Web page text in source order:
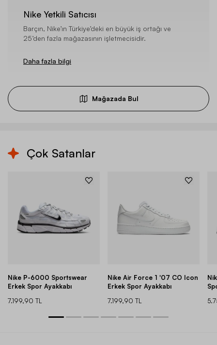
Nike Yetkili Satıcısı
Barçın, Nike’ın Türkiye’deki en büyük iş ortağı ve
25’den fazla mağazasının işletmecisidir.
Daha fazla bilgi
Mağazada Bul
Çok Satanlar
Nike P-6000 Sportswear
Erkek Spor Ayakkabı
7.199,90 TL
Nike Air Force 1 '07 CO Icon
Erkek Spor Ayakkabı
7.199,90 TL